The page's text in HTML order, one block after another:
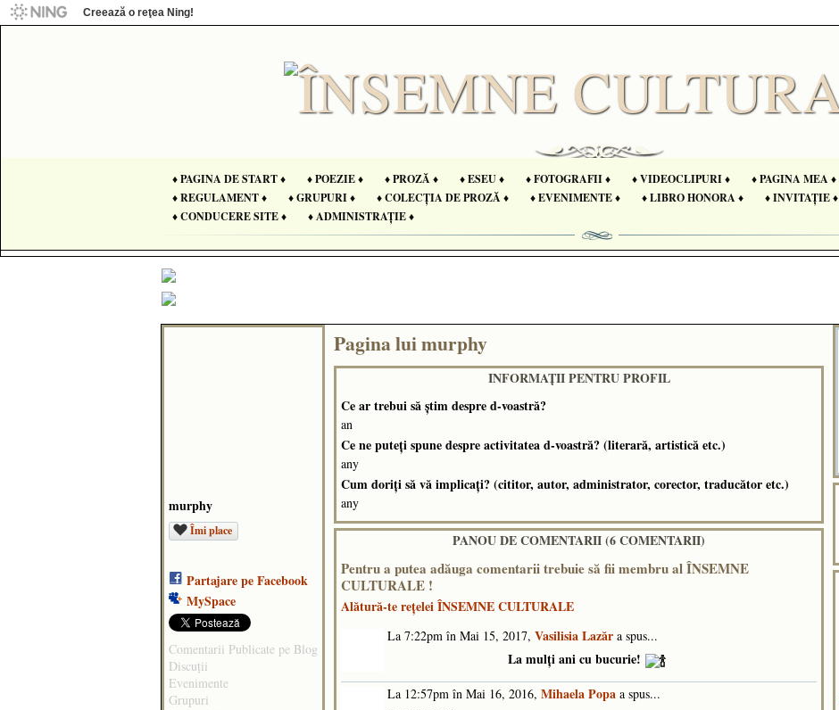
Creează o reţea Ning!
♦ PAGINA DE START ♦ ♦ POEZIE ♦ ♦ PROZĂ ♦ ♦ ESEU ♦ ♦ FOTOGRAFII ♦ ♦ VIDEOCLIPURI ♦ ♦ PAGINA MEA ♦
♦ REGULAMENT ♦
♦ GRUPURI ♦ ♦ COLECȚIA DE PROZĂ ♦ ♦ EVENIMENTE ♦ ♦ LIBRO HONORA ♦ ♦ INVITAȚIE ♦
♦ CONDUCERE SITE ♦
♦ ADMINISTRAȚIE ♦
murphy
Îmi place
Partajare pe Facebook
MySpace
Comentarii Publicate pe Blog
Discuţii
Evenimente
Grupuri
Pagina lui murphy
INFORMAŢII PENTRU PROFIL
Ce ar trebui să ştim despre d-voastră?
an
Ce ne puteţi spune despre activitatea d-voastră? (literară, artistică etc.)
any
Cum doriţi să vă implicaţi? (cititor, autor, administrator, corector, traducător etc.)
any
PANOU DE COMENTARII (6 COMENTARII)
Pentru a putea adăuga comentarii trebuie să fii membru al ÎNSEMNE
CULTURALE !
Alătură-te reţelei ÎNSEMNE CULTURALE
La 7:22pm în Mai 15, 2017, Vasilisia Lazăr a spus...
La mulți ani cu bucurie!
La 12:57pm în Mai 16, 2016, Mihaela Popa a spus...